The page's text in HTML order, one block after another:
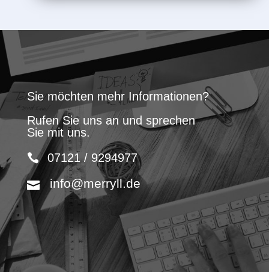
Sie möchten mehr Informationen?
Rufen Sie uns an und sprechen
Sie mit uns.
07121 / 9294977
info@merryll.de